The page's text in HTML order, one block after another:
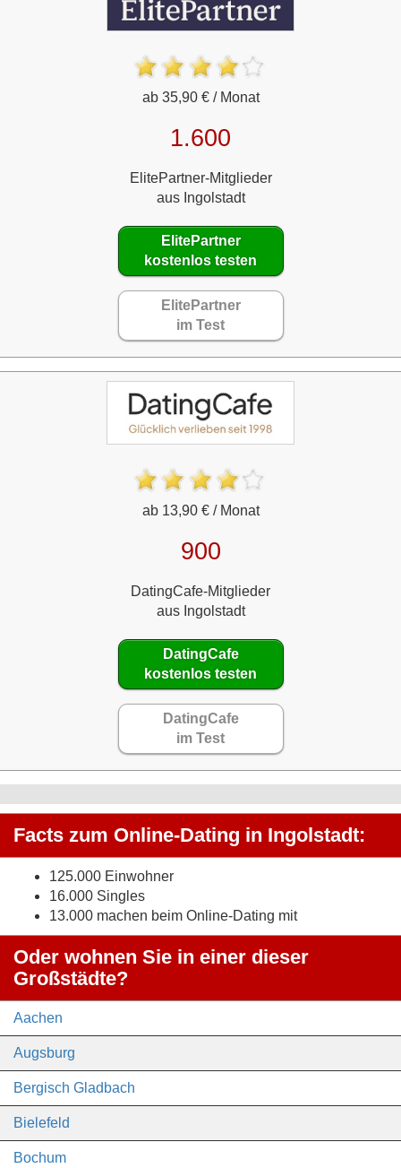
ab 35,90 € / Monat
1.600
ElitePartner-Mitglieder
aus Ingolstadt
ElitePartner
kostenlos testen
ElitePartner
im Test
ab 13,90 € / Monat
900
DatingCafe-Mitglieder
aus Ingolstadt
DatingCafe
kostenlos testen
DatingCafe
im Test
Facts zum Online-Dating in Ingolstadt:
125.000 Einwohner
16.000 Singles
13.000 machen beim Online-Dating mit
Oder wohnen Sie in einer dieser
Großstädte?
Aachen
Augsburg
Bergisch Gladbach
Bielefeld
Bochum